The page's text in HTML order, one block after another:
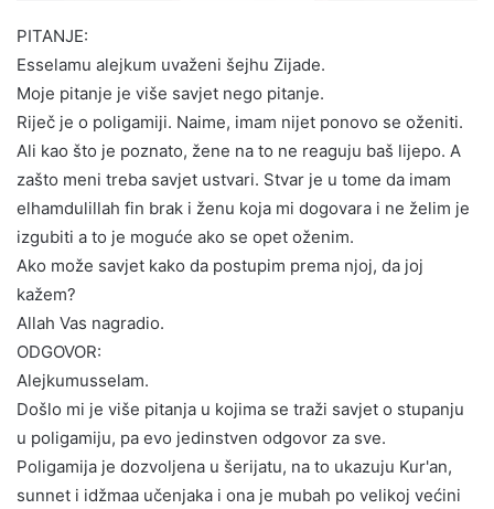
PITANJE:
Esselamu alejkum uvaženi šejhu Zijade.
Moje pitanje je više savjet nego pitanje.
Riječ je o poligamiji. Naime, imam nijet ponovo se oženiti.
Ali kao što je poznato, žene na to ne reaguju baš lijepo. A
zašto meni treba savjet ustvari. Stvar je u tome da imam
elhamdulillah fin brak i ženu koja mi dogovara i ne želim je
izgubiti a to je moguće ako se opet oženim.
Ako može savjet kako da postupim prema njoj, da joj
kažem?
Allah Vas nagradio.
ODGOVOR:
Alejkumusselam.
Došlo mi je više pitanja u kojima se traži savjet o stupanju
u poligamiju, pa evo jedinstven odgovor za sve.
Poligamija je dozvoljena u šerijatu, na to ukazuju Kur'an,
sunnet i idžmaa učenjaka i ona je mubah po velikoj većini